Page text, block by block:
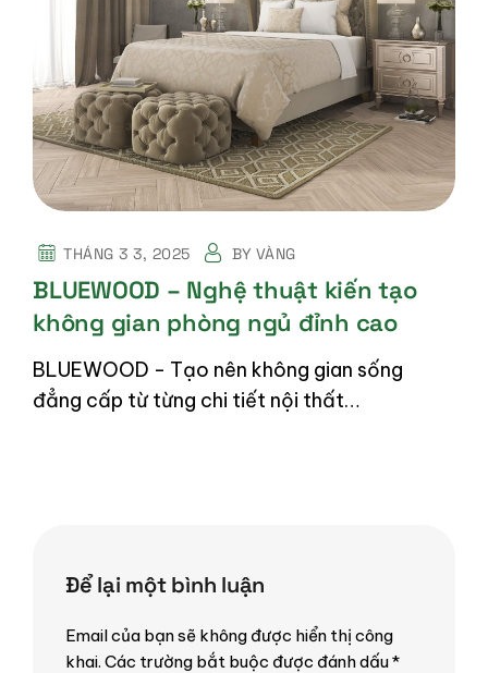
THÁNG 3 3, 2025 BY VÀNG
BLUEWOOD – Nghệ thuật kiến tạo
không gian phòng ngủ đỉnh cao
BLUEWOOD - Tạo nên không gian sống
đẳng cấp từ từng chi tiết nội thất…
Để lại một bình luận
Email của bạn sẽ không được hiển thị công
khai. Các trường bắt buộc được đánh dấu*